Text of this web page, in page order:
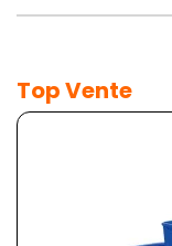
Top Vente